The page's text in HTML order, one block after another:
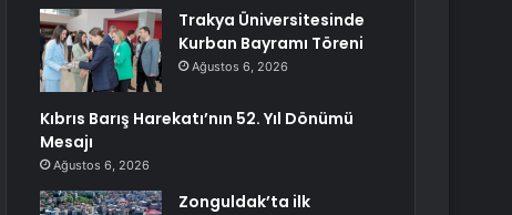
Trakya Üniversitesinde
Kurban Bayramı Töreni
Ağustos 6, 2026
Kıbrıs Barış Harekatı’nın 52. Yıl Dönümü
Mesajı
Ağustos 6, 2026
Zonguldak’ta ilk